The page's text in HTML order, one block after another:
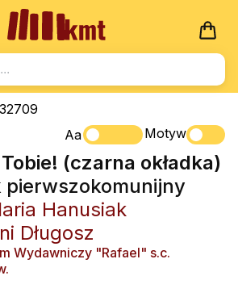
- Książki
- Multimedia
CD
- Dla Dzieci
dydaktyczne
- Podręczniki
dydaktyczne
32709
Aa
Motyw
(czarna okładka)
pierwszokomunijny
Hanusiak
Długosz
Wydawniczy "Rafael" s.c.